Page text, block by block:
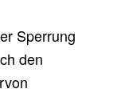
Sperrung
den